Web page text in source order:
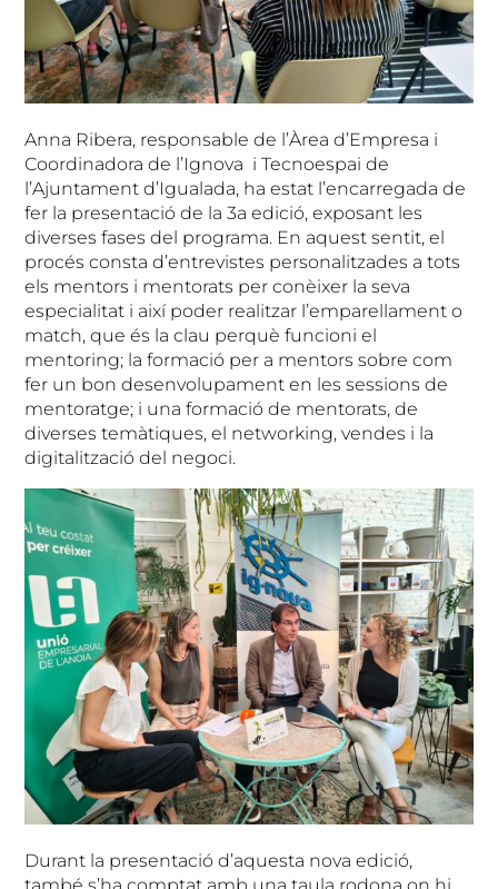
Anna Ribera, responsable de l’Àrea d’Empresa i
Coordinadora de l’Ignova i Tecnoespai de
l’Ajuntament d’Igualada, ha estat l’encarregada de
fer la presentació de la 3a edició, exposant les
diverses fases del programa. En aquest sentit, el
procés consta d’entrevistes personalitzades a tots
els mentors i mentorats per conèixer la seva
especialitat i així poder realitzar l’emparellament o
match, que és la clau perquè funcioni el
mentoring; la formació per a mentors sobre com
fer un bon desenvolupament en les sessions de
mentoratge; i una formació de mentorats, de
diverses temàtiques, el networking, vendes i la
digitalització del negoci.
Durant la presentació d’aquesta nova edició,